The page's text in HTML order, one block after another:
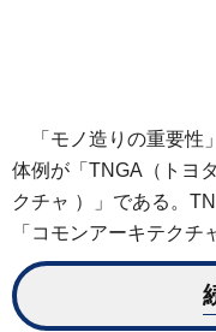
「モノ造りの重要
体例が「TNGA（トヨ
クチャ ）」である。
「コモンアーキテク